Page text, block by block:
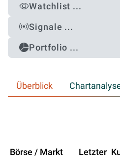
Watchlist ...
Signale ...
Portfolio ...
Überblick
Börse / Markt Letzter